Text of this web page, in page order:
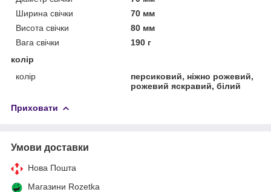
Ширина свічки
70 мм
Висота свічки
80 мм
Вага свічки
190 г
колір
колір
персиковий, ніжно рожевий,
рожевий яскравий, білий
Приховати
Умови доставки
Нова Пошта
Магазини Rozetka